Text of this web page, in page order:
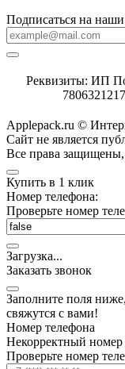
Подписаться на
Реквизиты: ИП
Applepack.ru ©
Cайт не является
Все права защищены,
Купить в 1 клик
Номер телефона:
Проверьте номер
Загрузка...
Заказать звонок
Заполните поля
свяжутся с вами!
Номер телефона
Некорректный номер
Проверьте номер